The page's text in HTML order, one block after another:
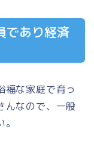
であり経済
福な家庭で育っ
んなので、一般